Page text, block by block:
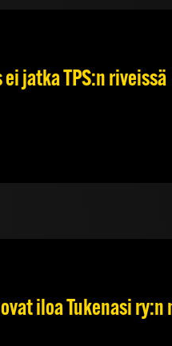
jatka TPS:n riveissä
iloa Tukenasi